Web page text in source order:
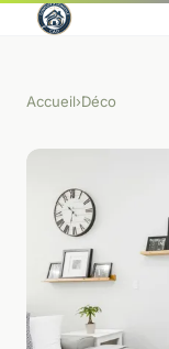
Accueil›Déco